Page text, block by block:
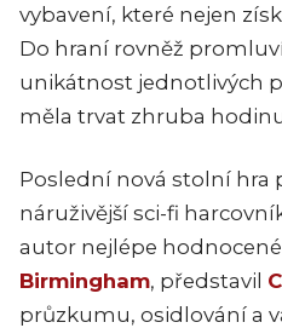
vybavení, které nejen
Do hraní rovněž
unikátnost jednotlivých
měla trvat zhruba
Poslední nová stolní hra
náruživější sci-fi
autor nejlépe
Birmingham, představil
průzkumu, osidlování a